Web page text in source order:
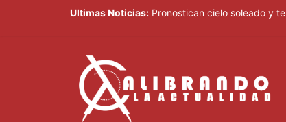
Ultimas Noticias: Pronostican cielo soleado y